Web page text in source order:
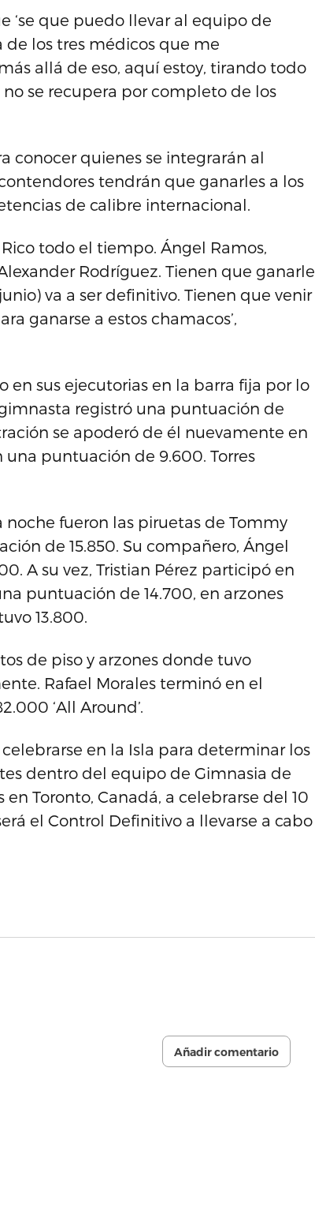
‘se que puedo llevar al equipo de
de los tres médicos que me
allá de eso, aquí estoy, tirando todo
se recupera por completo de los
conocer quienes se integrarán al
tendrán que ganarles a los
de calibre internacional.
todo el tiempo. Ángel Ramos,
Rodríguez. Tienen que ganarle
va a ser definitivo. Tienen que venir
ganarse a estos chamacos’,
en sus ejecutorias en la barra fija por lo
registró una puntuación de
se apoderó de él nuevamente en
puntuación de 9.600. Torres
fueron las piruetas de Tommy
de 15.850. Su compañero, Ángel
A su vez, Tristian Pérez participó en
puntuación de 14.700, en arzones
13.800.
de piso y arzones donde tuvo
Rafael Morales terminó en el
‘All Around’.
en la Isla para determinar los
dentro del equipo de Gimnasia de
Toronto, Canadá, a celebrarse del 10
el Control Definitivo a llevarse a cabo
Añadir comentario